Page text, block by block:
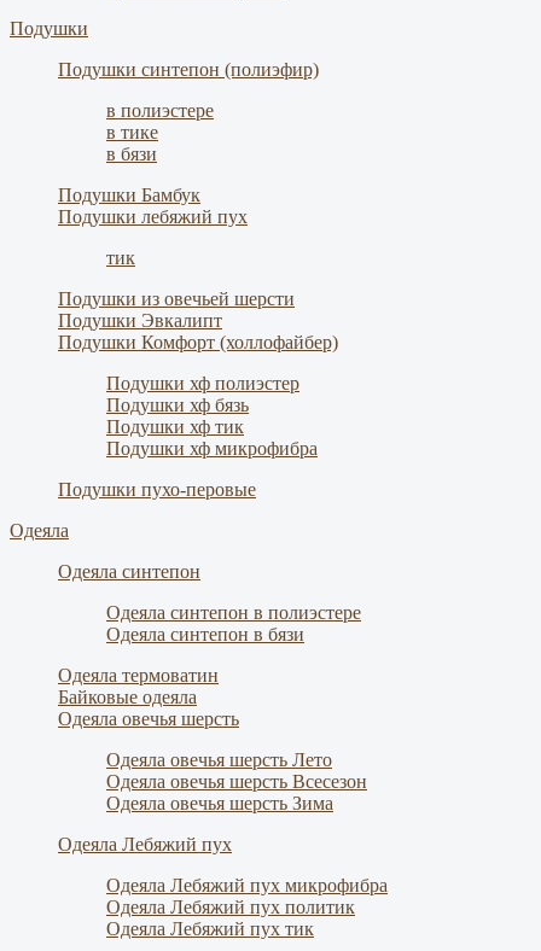
Подушки
Подушки синтепон (полиэфир)
в полиэстере
в тике
в бязи
Подушки Бамбук
Подушки лебяжий пух
тик
Подушки из овечьей шерсти
Подушки Эвкалипт
Подушки Комфорт (холлофайбер)
Подушки хф полиэстер
Подушки хф бязь
Подушки хф тик
Подушки хф микрофибра
Подушки пухо-перовые
Одеяла
Одеяла синтепон
Одеяла синтепон в полиэстере
Одеяла синтепон в бязи
Одеяла термоватин
Байковые одеяла
Одеяла овечья шерсть
Одеяла овечья шерсть Лето
Одеяла овечья шерсть Всесезон
Одеяла овечья шерсть Зима
Одеяла Лебяжий пух
Одеяла Лебяжий пух микрофибра
Одеяла Лебяжий пух политик
Одеяла Лебяжий пух тик